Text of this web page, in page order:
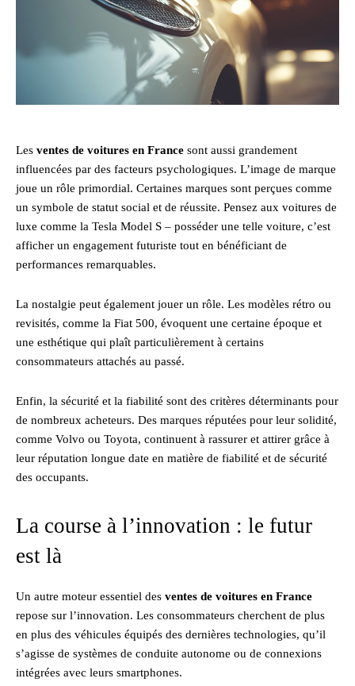
Les ventes de voitures en France sont aussi grandement
influencées par des facteurs psychologiques. L’image de marque
joue un rôle primordial. Certaines marques sont perçues comme
un symbole de statut social et de réussite. Pensez aux voitures de
luxe comme la Tesla Model S – posséder une telle voiture, c’est
afficher un engagement futuriste tout en bénéficiant de
performances remarquables.
La nostalgie peut également jouer un rôle. Les modèles rétro ou
revisités, comme la Fiat 500, évoquent une certaine époque et
une esthétique qui plaît particulièrement à certains
consommateurs attachés au passé.
Enfin, la sécurité et la fiabilité sont des critères déterminants pour
de nombreux acheteurs. Des marques réputées pour leur solidité,
comme Volvo ou Toyota, continuent à rassurer et attirer grâce à
leur réputation longue date en matière de fiabilité et de sécurité
des occupants.
La course à l’innovation : le futur
est là
Un autre moteur essentiel des ventes de voitures en France
repose sur l’innovation. Les consommateurs cherchent de plus
en plus des véhicules équipés des dernières technologies, qu’il
s’agisse de systèmes de conduite autonome ou de connexions
intégrées avec leurs smartphones.